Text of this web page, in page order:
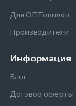
Для ОПТовиков
Производители
Информация
Блог
Договор оферты